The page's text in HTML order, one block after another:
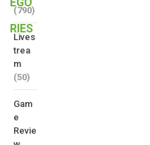
RIES
(790)
Lives
trea
m
(50)
Gam
e
Revie